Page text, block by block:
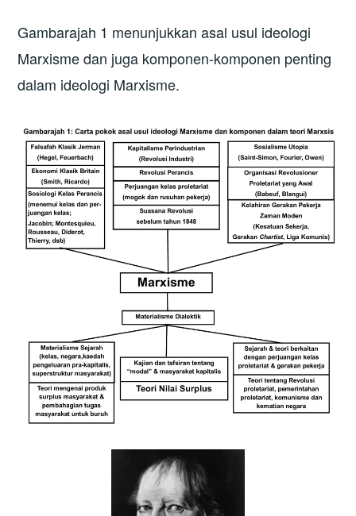
Gambarajah 1 menunjukkan asal usul ideologi
Marxisme dan juga komponen-komponen penting
dalam ideologi Marxisme.